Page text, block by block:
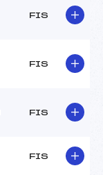
FIS
FIS
FIS
FIS